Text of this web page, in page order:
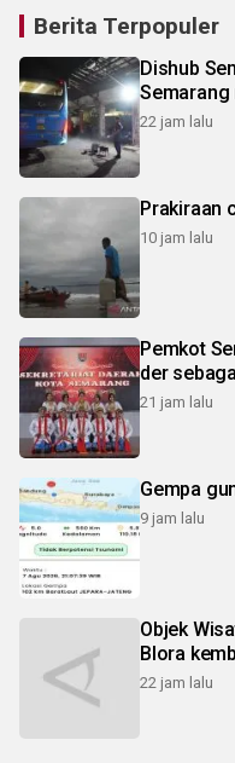
Berita Terpopuler
Dishub
Semarang
22 jam lalu
Prakiraan
10 jam lalu
Pemkot
21 jam lalu
Gempa
9 jam lalu
Objek
Blora
22 jam lalu